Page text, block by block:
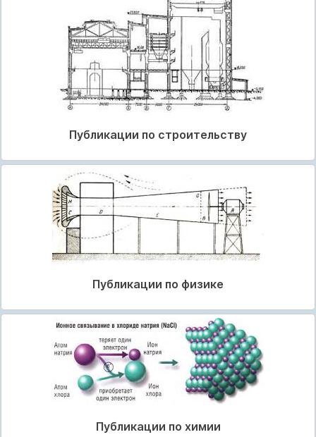
Публикации по строительству
Публикации по физике
Публикации по химии